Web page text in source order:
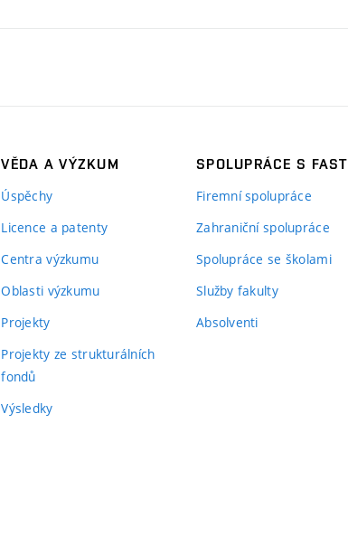
VĚDA A VÝZKUM
Úspěchy
Licence a patenty
Centra výzkumu
Oblasti výzkumu
Projekty
Projekty ze strukturálních
fondů
Výsledky
SPOLUPRÁCE S FAST
Firemní spolupráce
Zahraniční spolupráce
Spolupráce se školami
Služby fakulty
Absolventi